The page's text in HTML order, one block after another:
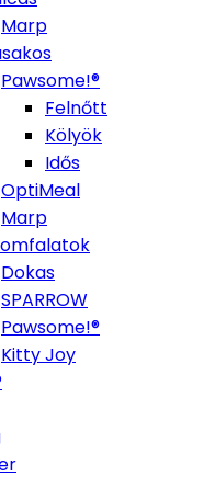
Marp
Pawsome!®
Felnőtt
Kölyök
Idős
OptiMeal
Marp
Dokas
SPARROW
Pawsome!®
Kitty Joy